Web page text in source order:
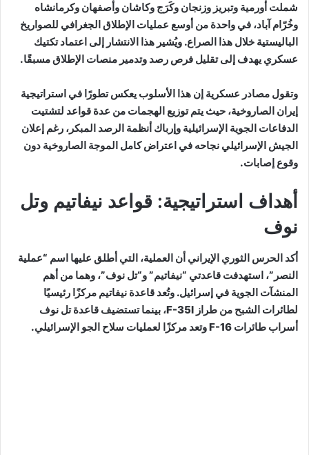
شملت أورمية وتبريز وزنجان وكَرَج وكاشان وأصفهان وكرمانشاه
وخُرّام آباد، في واحدة من أوسع عمليات الإطلاق الجغرافي للصواريخ
الباليستية خلال هذا الصراع. ويُشير هذا الانتشار إلى اعتماد تكتيك
عسكري يهدف إلى تقليل فرص رصد وتدمير منصات الإطلاق مسبقًا.
وتقول مصادر عسكرية إن هذا الأسلوب يعكس تطورًا في استراتيجية
إيران الصاروخية، حيث يتم توزيع الهجمات من عدة قواعد لتشتيت
الدفاعات الجوية الإسرائيلية وإرباك أنظمة الرصد المبكر، رغم إعلان
الجيش الإسرائيلي نجاحه في اعتراض كامل الموجة الصاروخية دون
وقوع إصابات.
أهداف استراتيجية: قواعد نيفاتيم وتل
نوف
أكد الحرس الثوري الإيراني أن العملية، التي أطلق عليها اسم “عملية
النصر”، استهدفت قاعدتي “نيفاتيم” و“تل نوف”، وهما من أهم
المنشآت الجوية في إسرائيل. وتُعد قاعدة نيفاتيم مركزًا رئيسيًا
لطائرات الشبح من طراز F-35I، بينما تستضيف قاعدة تل نوف
أسراب طائرات F-16 وتعد مركزًا لعمليات سلاح الجو الإسرائيلي.